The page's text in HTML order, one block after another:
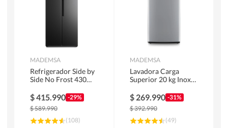
MADEMSA
Refrigerador Side by
Side No Frost 430
MAS430B
$415.990 -29%
$589.990
(108)
MADEMSA
Lavadora Carga
Superior 20 kg Inox
$ 269.990 -31%
$392.990
(49)